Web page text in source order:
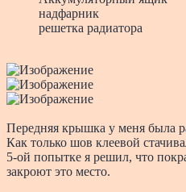
надфарник
решетка радиатора
Передняя крышка у меня была
Как только шов клеевой
5-ой попытке я решил, что
закроют это место.